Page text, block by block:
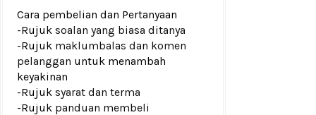
Cara pembelian dan Pertanyaan
-Rujuk soalan yang biasa ditanya
-Rujuk maklumbalas dan komen
pelanggan untuk menambah
keyakinan
-Rujuk syarat dan terma
-Rujuk panduan membeli